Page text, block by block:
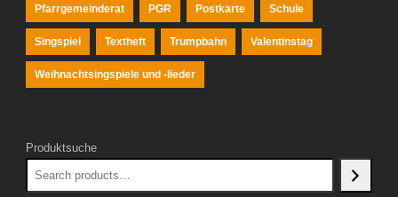
Pfarrgemeinderat PGR Postkarte Schule
Singspiel Textheft Trumpbahn Valentinstag
Weihnachtsingspiele und -lieder
Produktsuche